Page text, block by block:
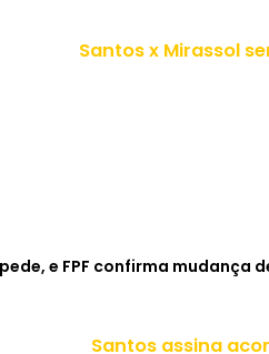
e FPF confirma mudança